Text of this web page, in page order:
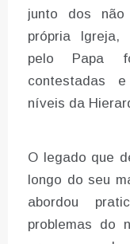
junto dos
própria Igreja,
pelo Papa
contestadas
níveis da
O legado que
longo do seu
abordou
problemas do